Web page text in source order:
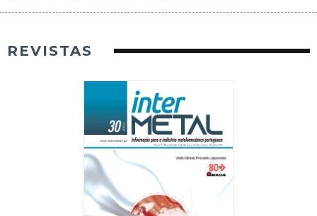
REVISTAS